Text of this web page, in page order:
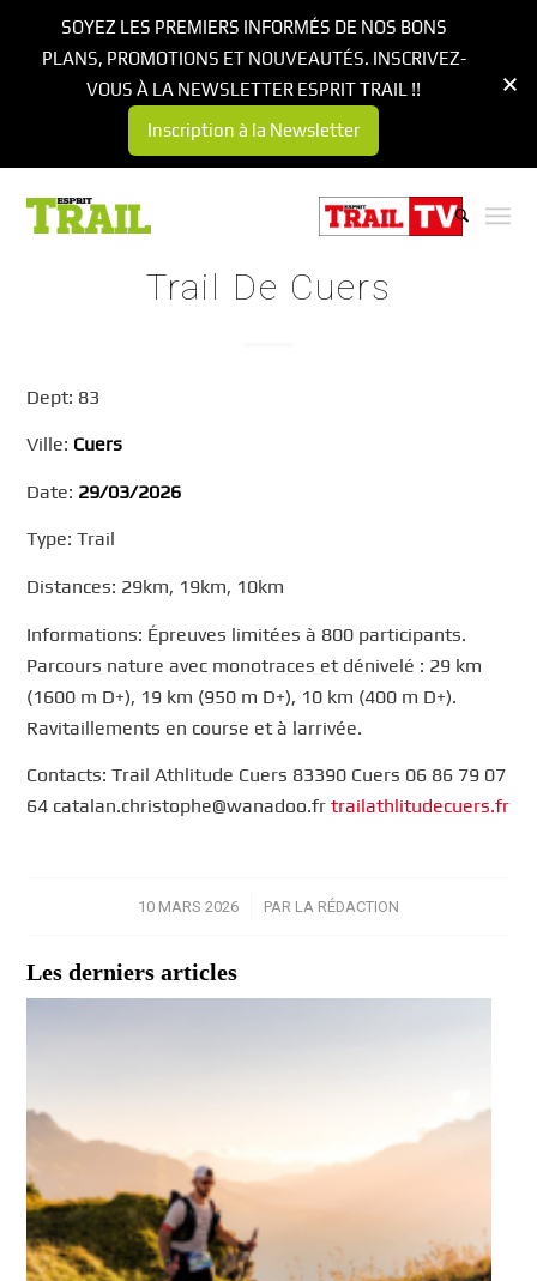
Trail De Cuers
Dept: 83
Ville: Cuers
Date: 29/03/2026
Type: Trail
Distances: 29km, 19km, 10km
Informations: Épreuves limitées à 800 participants.
Parcours nature avec monotraces et dénivelé : 29 km
(1600 m D+), 19 km (950 m D+), 10 km (400 m D+).
Ravitaillements en course et à larrivée.
Contacts: Trail Athlitude Cuers 83390 Cuers 06 86 79 07
64 catalan.christophe@wanadoo.frtrailathlitudecuers.fr
10 MARS 2026
/ PAR LA RÉDACTION
Les derniers articles
SOYEZ LES PREMIERS INFORMÉS DE NOS BONS
PLANS, PROMOTIONS ET NOUVEAUTÉS. INSCRIVEZ-
VOUS À LA NEWSLETTER ESPRIT TRAIL !!
Inscription à la Newsletter